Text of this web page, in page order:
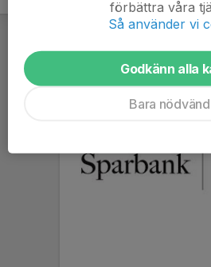
förbättra våra
Så använder vi
Godkänn alla
Bara